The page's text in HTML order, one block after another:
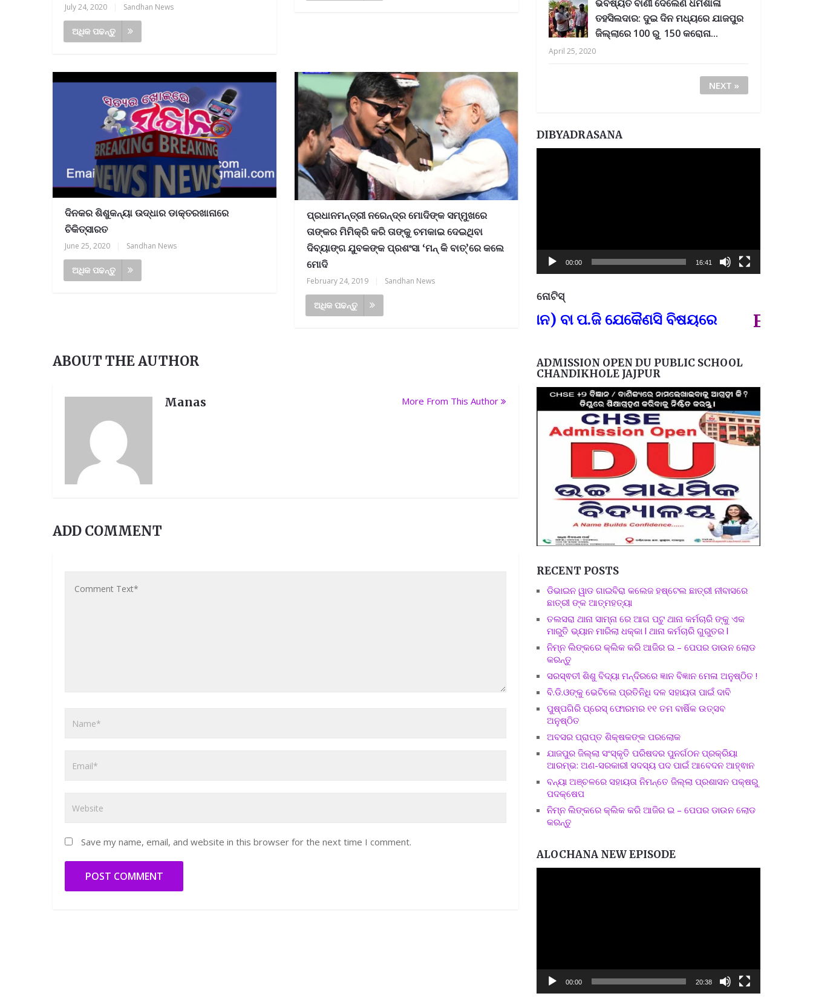
July 24, 2020 Sandhan News
ଅଧିକ ପଢନ୍ତୁ
ଦିନକର ଶିଶୁକନ୍ୟା ଉଦ୍ଧାର ଡାକ୍ତରଖାନାରେ
ଚିକିତ୍ସାରତ
June 25, 2020 Sandhan News
ଅଧିକ ପଢନ୍ତୁ
ପ୍ରଧାନମନ୍ତ୍ରୀ ନରେନ୍ଦ୍ର ମୋଦିଙ୍କ ସମ୍ମୁଖରେ
ତାଙ୍କର ମିମିକ୍ରି କରି ତାଙ୍କୁ ଚମକାଇ ଦେଇଥିବା
ଦିବ୍ୟାଙ୍ଗ ଯୁବକଙ୍କ ପ୍ରଶଂସା ‘ମନ୍‌ କି ବାତ୍‌’ରେ କଲେ
ମୋଦି
February 24, 2019 Sandhan News
ଅଧିକ ପଢନ୍ତୁ
ABOUT THE AUTHOR
Manas More From This Author
ADD COMMENT
Save my name, email, and website in this browser for the next time I comment.
ଭବିଷ୍ୟତ ବାଣୀ ଦେଲେଣି ର୍ଧର୍ମଶାଳା
ତହସିଲଦାର: ଦୁଇ ଦିନ ମଧ୍ୟରେ ଯାଜପୁର
ଜିଲ୍ଲାରେ 100 ରୁ 150 କରୋନା...
April 25, 2020
NEXT »
DIBYADRASANA
00:00 16:41
ନୋଟିସ୍
ଶିକ୍ଷାଗତ ଯୋଗ୍ୟତା: +୩ (ସମ୍ମାନ) ବା ପ.ଜି ଯେକୈଣସି ବିଷୟରେ FOR GOVT
ADMISSION OPEN DU PUBLIC SCHOOL
CHANDIKHOLE JAJPUR
RECENT POSTS
ଡିଭାଇନ ୱାଡ ଗାଇବିରା କଲେଜ ହଷ୍ଟେଲ ଛାତ୍ରୀ ନୀବାସରେ
ଛାତ୍ରୀ ଙ୍କ ଆତ୍ମହତ୍ୟା
ତଲସରା ଥାନା ସାମ୍ନା ରେ ଆଗ ପଟୁ ଥାନା କର୍ମଚାରି ଙ୍କୁ ଏକ
ମାରୁତି ଭ୍ୟାନ ମାରିଲା ଧକ୍କା l ଥାନା କର୍ମଚାରି ଗୁରୁତର l
ନିମ୍ନ ଲିଙ୍କରେ କ୍ଲିକ କରି ଆଜିର ଇ – ପେପର ଡାଉନ ଲୋଡ
କରନ୍ତୁ
ସରସ୍ଵତୀ ଶିଶୁ ବିଦ୍ୟା ମନ୍ଦିରରେ ଜ୍ଞାନ ବିଜ୍ଞାନ ମେଳା ଅନୁଷ୍ଠିତ !
ବି.ଡି.ଓଙ୍କୁ ଭେଟିଲେ ପ୍ରତିନିଧି ଦଳ ସହାୟତା ପାଇଁ ଦାବି
ପୁଷ୍ପଗିରି ପ୍ରେସ୍ ଫୋରମର ୧୧ ତମ ବାର୍ଷିକ ଉତ୍ସବ
ଅନୁଷ୍ଠିତ
ଅବସର ପ୍ରାପ୍ତ ଶିକ୍ଷକଙ୍କ ପରଲୋକ
ଯାଜପୁର ଜିଲ୍ଲା ସଂସ୍କୃତି ପରିଷଦର ପୁନର୍ଗଠନ ପ୍ରକ୍ରିୟା
ଆରମ୍ଭ: ଅଣ-ସରକାରୀ ସଦସ୍ୟ ପଦ ପାଇଁ ଆବେଦନ ଆହ୍ଵାନ
ବନ୍ୟା ଅଞ୍ଚଳରେ ସହାୟତା ନିମନ୍ତେ ଜିଲ୍ଲା ପ୍ରଶାସନ ପକ୍ଷରୁ
ପଦକ୍ଷେପ
ନିମ୍ନ ଲିଙ୍କରେ କ୍ଲିକ କରି ଆଜିର ଇ – ପେପର ଡାଉନ ଲୋଡ
କରନ୍ତୁ
ALOCHANA NEW EPISODE
00:00 20:38